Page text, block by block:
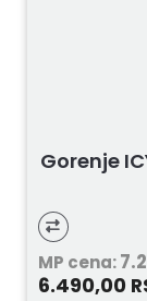
Gorenje
MP cena:
6.490,00